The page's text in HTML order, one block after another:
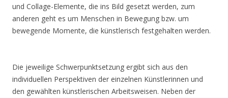
und Collage-Elemente, die ins Bild gesetzt werden, zum
anderen geht es um Menschen in Bewegung bzw. um
bewegende Momente, die künstlerisch festgehalten werden.
Die jeweilige Schwerpunktsetzung ergibt sich aus den
individuellen Perspektiven der einzelnen Künstlerinnen und
den gewählten künstlerischen Arbeitsweisen. Neben der